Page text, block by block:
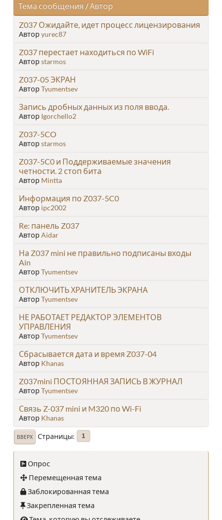
Тема сообщения / Автор
Z037 Ожидайте, идет процесс лицензирования
Автор yurec87
Z037 перестает находиться по WiFi
Автор starmos
Z037-05 ЭКРАН
Автор Tyumentsev
Запись дробных данных из поля ввода.
Автор Igorchello2
Z037-5CO
Автор starmos
Z037-5C0 и Поддерживаемые значения
четности. 2 стоп бита
Автор Mintta
Информация по Z037-5C0
Автор ipc2002
Re: панель Z037
Автор Aidar
На Z037 mini не правильно подписаны входы
Ain
Автор Tyumentsev
ОТКЛЮЧИТЬ ХРАНИТЕЛЬ ЭКРАНА
Автор Tyumentsev
НЕ РАБОТАЕТ РЕДАКТОР ЭЛЕМЕНТОВ
УПРАВЛЕНИЯ
Автор Tyumentsev
Сбрасывается дата и время Z037-04
Автор Khanas
Z037mini ПОСТОЯННАЯ ЗАПИСЬ В ЖУРНАЛ
Автор Tyumentsev
Связь Z-037 mini и M320 по Wi-Fi
Автор Khanas
ВВЕРХ Страницы 1
Опрос
Перемещенная тема
Заблокированная тема
Закрепленная тема